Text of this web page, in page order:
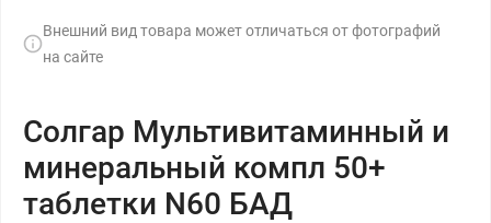
Внешний вид товара может отличаться от фотографий
на сайте
Солгар Мультивитаминный и
минеральный компл 50+
таблетки N60 БАД